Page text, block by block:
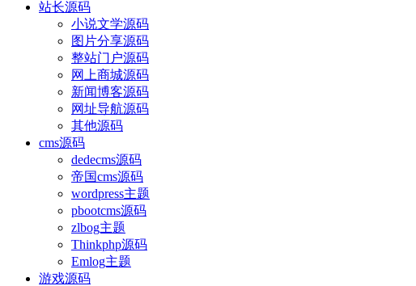
站长源码
小说文学源码
图片分享源码
整站门户源码
网上商城源码
新闻博客源码
网址导航源码
其他源码
cms源码
dedecms源码
帝国cms源码
wordpress主题
pbootcms源码
zlbog主题
Thinkphp源码
Emlog主题
游戏源码